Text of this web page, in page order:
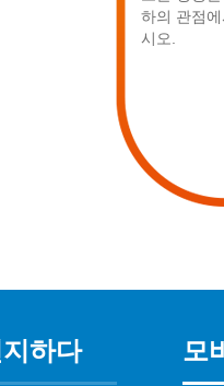
하의 관점
시오.
하다 모